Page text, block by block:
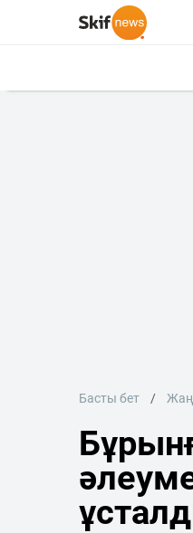
Басты бет